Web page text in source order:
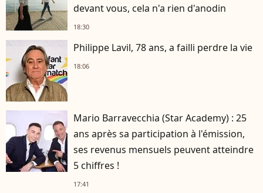
devant vous, cela n'a rien d'anodin
18:30
Philippe Lavil, 78 ans, a failli perdre la vie
18:06
Mario Barravecchia (Star Academy) : 25
ans après sa participation à l'émission,
ses revenus mensuels peuvent atteindre
5 chiffres !
17:41